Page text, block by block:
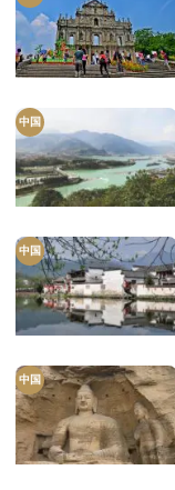
中国
中国
中国